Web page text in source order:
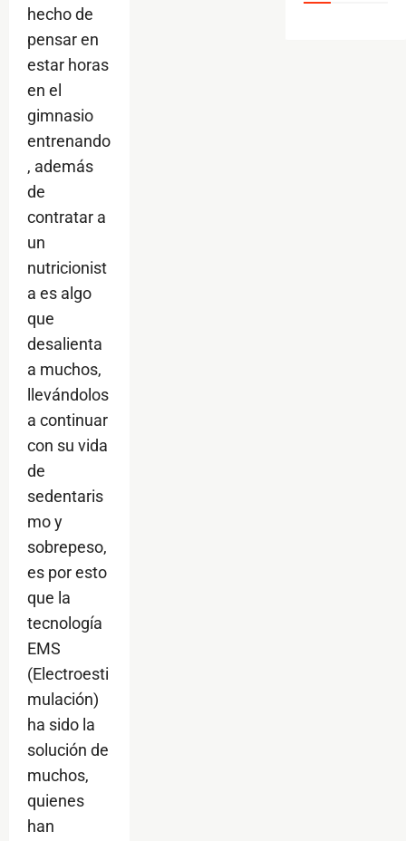
hecho de
pensar en
estar horas
en el
gimnasio
entrenando
, además
de
contratar a
un
nutricionist
a es algo
que
desalienta
a muchos,
llevándolos
a continuar
con su vida
de
sedentaris
mo y
sobrepeso,
es por esto
que la
tecnología
EMS
(Electroesti
mulación)
ha sido la
solución de
muchos,
quienes
han